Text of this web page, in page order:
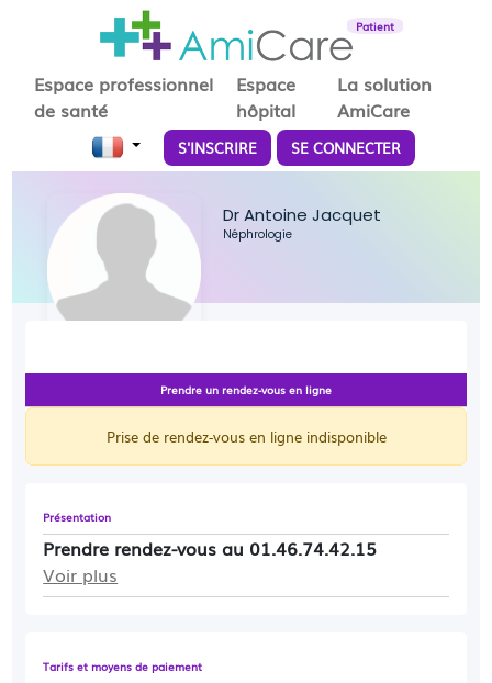
Patient
Espace professionnel
de santé
Espace
hôpital
La solution
AmiCare
S'INSCRIRE SE CONNECTER
Dr Antoine Jacquet
Néphrologie
Présentation
Prendre rendez-vous au 01.46.74.42.15
Voir plus
Tarifs et moyens de paiement
Prendre un rendez-vous en ligne
Prise de rendez-vous en ligne indisponible